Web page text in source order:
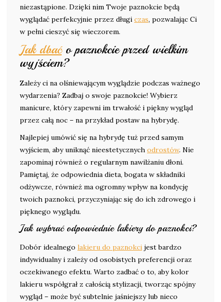
niezastąpione. Dzięki nim Twoje paznokcie będą
wyglądać perfekcyjnie przez długi czas, pozwalając Ci
w pełni cieszyć się wieczorem.
Jak dbaćo paznokcie przed wielkim
wyjściem?
Zależy ci na olśniewającym wyglądzie podczas ważnego
wydarzenia? Zadbaj o swoje paznokcie! Wybierz
manicure, który zapewni im trwałość i piękny wygląd
przez całą noc – na przykład postaw na hybrydę.
Najlepiej umówić się na hybrydę tuż przed samym
wyjściem, aby uniknąć nieestetycznych odrostów. Nie
zapominaj również o regularnym nawilżaniu dłoni.
Pamiętaj, że odpowiednia dieta, bogata w składniki
odżywcze, również ma ogromny wpływ na kondycję
twoich paznokci, przyczyniając się do ich zdrowego i
pięknego wyglądu.
Jak wybrać odpowiednie lakiery do paznokci?
Dobór idealnego lakieru do paznokci jest bardzo
indywidualny i zależy od osobistych preferencji oraz
oczekiwanego efektu. Warto zadbać o to, aby kolor
lakieru współgrał z całością stylizacji, tworząc spójny
wygląd – może być subtelnie jaśniejszy lub nieco